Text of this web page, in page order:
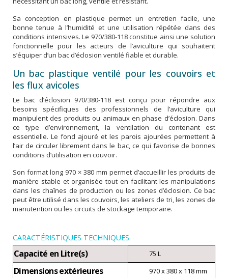
Sa conception en plastique permet un entretien facile, une
bonne tenue à l’humidité et une utilisation répétée dans des
conditions intensives. Le 970/380-118 constitue ainsi une solution
fonctionnelle pour les acteurs de l’aviculture qui souhaitent
s’équiper d’un bac d’éclosion ventilé fiable et durable.
Un bac plastique ventilé pour les couvoirs et
les flux avicoles
Le bac d’éclosion 970/380-118 est conçu pour répondre aux
besoins spécifiques des professionnels de l’aviculture qui
manipulent des produits ou animaux en phase d’éclosion. Dans
ce type d’environnement, la ventilation du contenant est
essentielle. Le fond ajouré et les parois ajourées permettent à
l’air de circuler librement dans le bac, ce qui favorise de bonnes
conditions d’utilisation en couvoir.
Son format long 970 × 380 mm permet d’accueillir les produits de
manière stable et organisée tout en facilitant les manipulations
dans les chaînes de production ou les zones d’éclosion. Ce bac
peut être utilisé dans les couvoirs, les ateliers de tri, les zones de
manutention ou les circuits de stockage temporaire.
CARACTÉRISTIQUES TECHNIQUES
Capacité en Litre(s) 75 L
Dimensions extérieures 970 x 380 x 118 mm